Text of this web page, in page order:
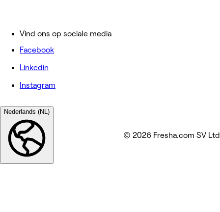
Vind ons op sociale media
Facebook
Linkedin
Instagram
Nederlands (NL)
© 2026 Fresha.com SV Ltd